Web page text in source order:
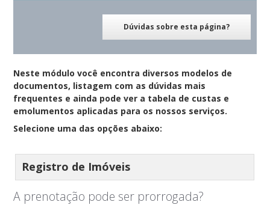
Dúvidas sobre esta página?
Neste módulo você encontra diversos modelos de
documentos, listagem com as dúvidas mais
frequentes e ainda pode ver a tabela de custas e
emolumentos aplicadas para os nossos serviços.
Selecione uma das opções abaixo:
Registro de Imóveis
A prenotação pode ser prorrogada?